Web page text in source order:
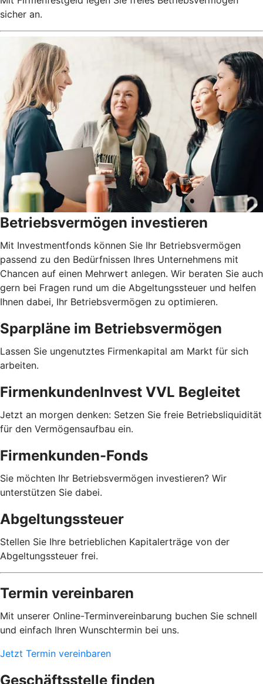
sicher an.
Betriebsvermögen investieren
Mit Investmentfonds können Sie Ihr Betriebsvermögen
passend zu den Bedürfnissen Ihres Unternehmens mit
Chancen auf einen Mehrwert anlegen. Wir beraten Sie auch
gern bei Fragen rund um die Abgeltungssteuer und helfen
Ihnen dabei, Ihr Betriebsvermögen zu optimieren.
Sparpläne im Betriebsvermögen
Lassen Sie ungenutztes Firmenkapital am Markt für sich
arbeiten.
FirmenkundenInvest VVL Begleitet
Jetzt an morgen denken: Setzen Sie freie Betriebsliquidität
für den Vermögensaufbau ein.
Firmenkunden-Fonds
Sie möchten Ihr Betriebsvermögen investieren? Wir
unterstützen Sie dabei.
Abgeltungssteuer
Stellen Sie Ihre betrieblichen Kapitalerträge von der
Abgeltungssteuer frei.
Termin vereinbaren
Mit unserer Online-Terminvereinbarung buchen Sie schnell
und einfach Ihren Wunschtermin bei uns.
Jetzt Termin vereinbaren
Geschäftsstelle finden